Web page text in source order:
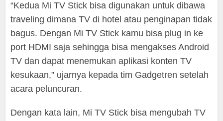
“Kedua Mi TV Stick bisa digunakan untuk dibawa
traveling dimana TV di hotel atau penginapan tidak
bagus. Dengan Mi TV Stick kamu bisa plug in ke
port HDMI saja sehingga bisa mengakses Android
TV dan dapat menemukan aplikasi konten TV
kesukaan,” ujarnya kepada tim Gadgetren setelah
acara peluncuran.
Dengan kata lain, Mi TV Stick bisa mengubah TV